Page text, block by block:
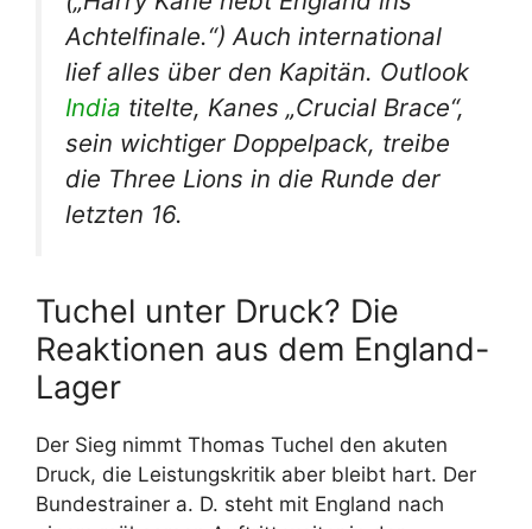
Achtelfinale.“) Auch international
lief alles über den Kapitän. Outlook
India titelte, Kanes „Crucial Brace“,
sein wichtiger Doppelpack, treibe
die Three Lions in die Runde der
letzten 16.
Tuchel unter Druck? Die
Reaktionen aus dem England-
Lager
Der Sieg nimmt Thomas Tuchel den akuten
Druck, die Leistungskritik aber bleibt hart. Der
Bundestrainer a. D. steht mit England nach